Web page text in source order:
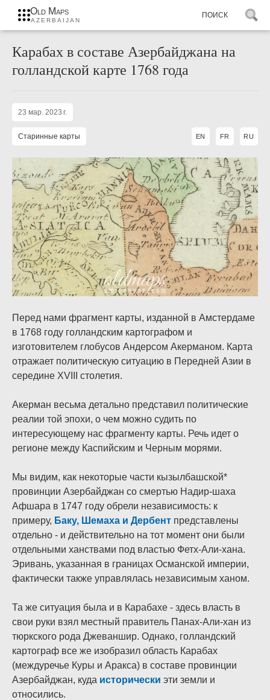
Old Maps
AZERBAIJAN
Карабах в составе Азербайджана на
голландской карте 1768 года
23 мар. 2023 г.
Старинные карты EN FR RU
Перед нами фрагмент карты, изданной в Амстердаме
в 1768 году голландским картографом и
изготовителем глобусов Андерсом Акерманом. Карта
отражает политическую ситуацию в Передней Азии в
середине XVIII столетия.
Акерман весьма детально представил политические
реалии той эпохи, о чем можно судить по
интересующему нас фрагменту карты. Речь идет о
регионе между Каспийским и Черным морями.
Мы видим, как некоторые части кызылбашской*
провинции Азербайджан со смертью Надир-шаха
Афшара в 1747 году обрели независимость: к
примеру, Баку, Шемаха и Дербент представлены
отдельно - и действительно на тот момент они были
отдельными ханствами под властью Фетх-Али-хана.
Эривань, указанная в границах Османской империи,
фактически также управлялась независимым ханом.
Та же ситуация была и в Карабахе - здесь власть в
свои руки взял местный правитель Панах-Али-хан из
тюркского рода Джеваншир. Однако, голландский
картограф все же изобразил область Карабах
(междуречье Куры и Аракса) в составе провинции
Азербайджан, куда исторически эти земли и
относились.